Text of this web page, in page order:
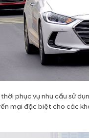
phục vụ nhu cầu sử
mại đặc biệt cho các